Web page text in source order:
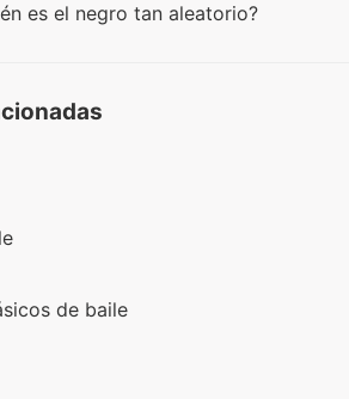
es el negro tan aleatorio?
de baile